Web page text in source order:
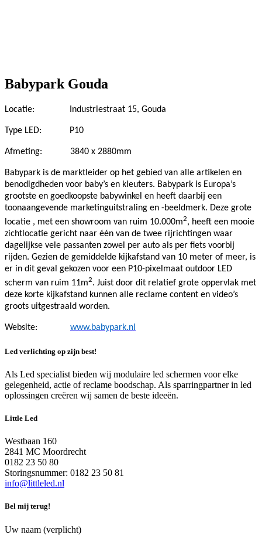
Babypark Gouda
Locatie: Industriestraat 15, Gouda
Type LED: P10
Afmeting: 3840 x 2880mm
Babypark is de marktleider op het gebied van alle artikelen en
benodigdheden voor baby’s en kleuters. Babypark is Europa’s
grootste en goedkoopste babywinkel en heeft daarbij een
toonaangevende marketinguitstraling en -beeldmerk. Deze grote
locatie , met een showroom van ruim 10.000m2, heeft een mooie
zichtlocatie gericht naar één van de twee rijrichtingen waar
dagelijkse vele passanten zowel per auto als per fiets voorbij
rijden. Gezien de gemiddelde kijkafstand van 10 meter of meer, is
er in dit geval gekozen voor een P10-pixelmaat outdoor LED
scherm van ruim 11m2. Juist door dit relatief grote oppervlak met
deze korte kijkafstand kunnen alle reclame content en video’s
groots uitgestraald worden.
Website: www.babypark.nl
Led verlichting op zijn best!
Als Led specialist bieden wij modulaire led schermen voor elke
gelegenheid, actie of reclame boodschap. Als sparringpartner in led
oplossingen creëren wij samen de beste ideeën.
Little Led
Westbaan 160
2841 MC Moordrecht
0182 23 50 80
Storingsnummer: 0182 23 50 81
info@littleled.nl
Bel mij terug!
Uw naam (verplicht)